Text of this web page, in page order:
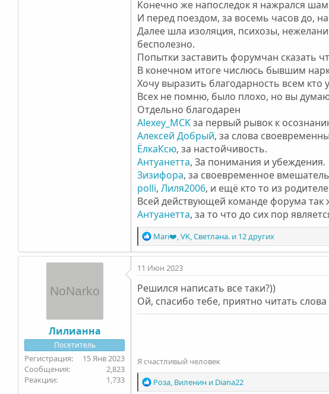
Конечно же напоследок я нажрался
И перед поездом, за восемь часов до,
Далее шла изоляция, психозы,
бесполезно.
Попытки заставить форумчан сказать
В конечном итоге числюсь бывшим
Хочу выразить благодарность всем
Всех не помню, было плохо, но вы
Отдельно благодарен
Alexey_MCKза первый рывок к
Алексей Добрый, за слова
ЁлкаКсю, за настойчивость.
Антуанетта, За понимания и убеждения.
Зизифора, за своевременное
polli,Лиля2006, и ещё кто то из
Всей действующей команде форума так
Антуанетта, за то что до сих пор
Р
е
а
к
и
Mari❤️ ,VK ,Светлана. и 12 других
Лилианна
Посетитель
15 Янв 2023
2,823
1,733
11 Июн 2023
Решился написать все таки?))
Ой, спасибо тебе, приятно читать
Я счастливый человек
РРоза Виленин и Diana22